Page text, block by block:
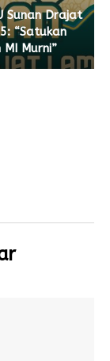
Sunan Drajat
“Satukan
Murni”